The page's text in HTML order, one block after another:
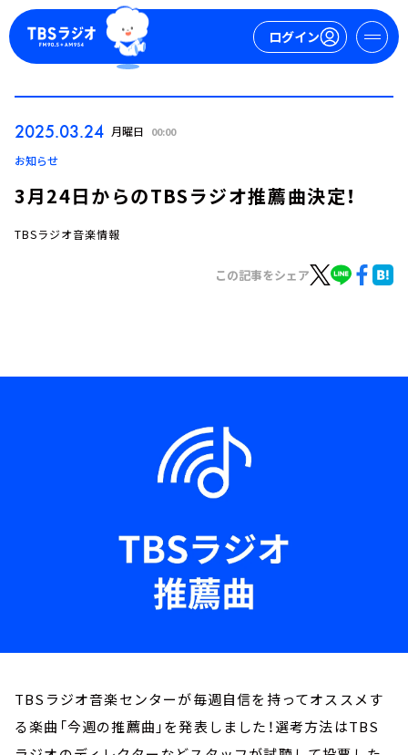
ログイン
トピックス
イベント・グッズ
2025.03.24 月曜日 00:00
お知らせ
3月24日からのTBSラジオ推薦曲決定！
TBSラジオ音楽情報
この記事をシェア
TBSラジオ音楽センターが毎週自信を持ってオススメす
る楽曲「今週の推薦曲」を発表しました！選考方法はTBS